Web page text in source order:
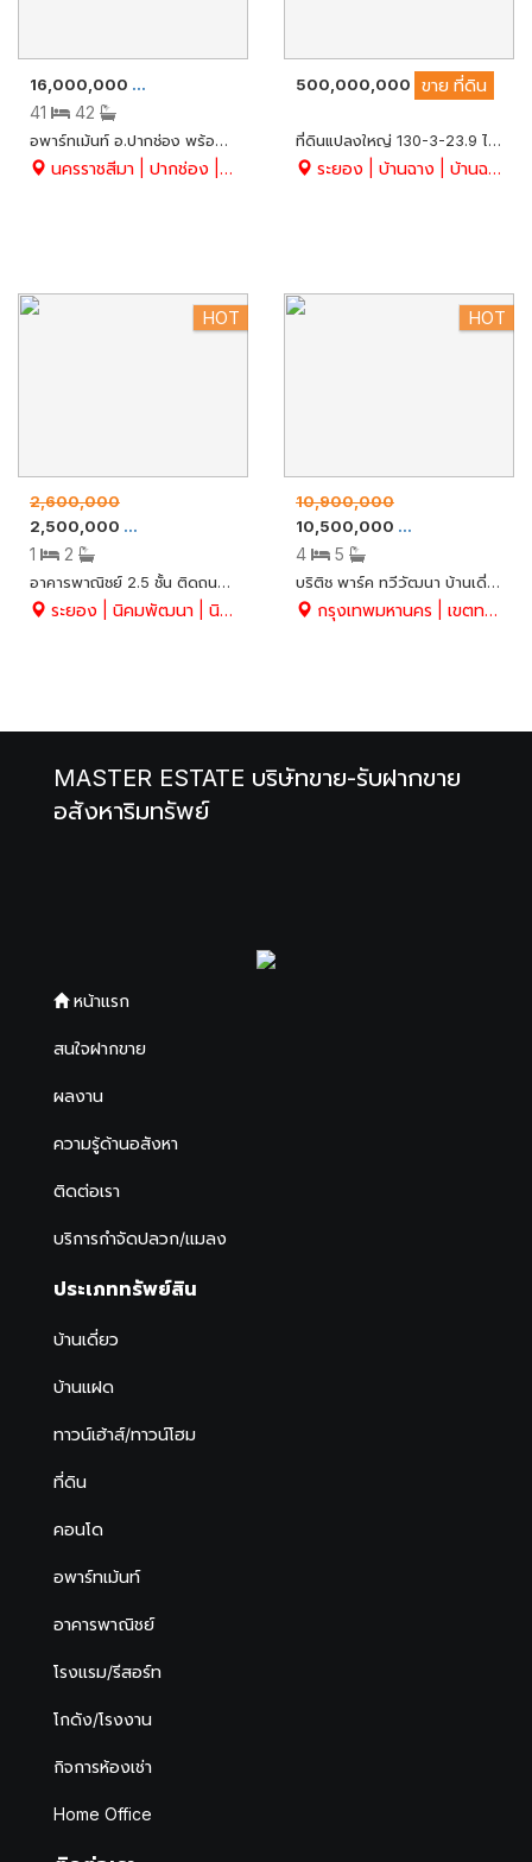
16,000,000ขาย
41
42
อพาร์ทเม้นท์ อ.ปากช่อง พร้อมผู้เช่า 41 ห้อง 300 ตร.ว. ใกล้สถานีรถไฟฟ้ารางคู่ เนื้อที่ใช้สอย 1,018 ตรม.
นครราชสีมา | ปากช่อง | ปากช่อง
500,000,000 ขาย ที่ดิน
ที่ดินแปลงใหญ่ 130-3-23.9 ไร่ ปรับถมแล้วทั้งแปลง มีไฟฟ้า-ประปาผ่านหน้าที่ดิน ทำเลดีมาก ทางข้ามรางรถไฟ ติดถนนเส้นลงทะเล อ.บ้านฉาง จ.ระยอง
ระยอง | บ้านฉาง | บ้านฉาง
HOT
2,600,000
2,500,000ขาย
1
2
อาคารพาณิชย์ 2.5 ชั้น ติดถนนหมายเลข 3375 ขายพร้อมผู้เช่า / เช่าเดือนละ 10,000 บาท ทำเลดี ใกล้แหล่งชุมชน 24.6 ตร.ว. อ.นิคมพัฒนา จ.ระยอง
ระยอง | นิคมพัฒนา | นิคมพัฒนา
HOT
10,900,000
10,500,000ขาย
4
5
บริติช พาร์ค ทวีวัฒนา บ้านเดี่ยวหรูสไตล์อังกฤษ หลังใหญ่ 124 ตร.ว. หน้าบ้านไม่ชนกับใคร ทำเลดี ภายในกว้าง พท.ใช้สอย 310 ตรม.
กรุงเทพมหานคร | เขตทวีวัฒนา | ทวีวัฒนา
MASTER ESTATE บริษัทขาย-รับฝากขาย
อสังหาริมทรัพย์
หน้าแรก
สนใจฝากขาย
ผลงาน
ความรู้ด้านอสังหา
ติดต่อเรา
บริการกำจัดปลวก/แมลง
ประเภททรัพย์สิน
บ้านเดี่ยว
บ้านแฝด
ทาวน์เฮ้าส์/ทาวน์โฮม
ที่ดิน
คอนโด
อพาร์ทเม้นท์
อาคารพาณิชย์
โรงแรม/รีสอร์ท
โกดัง/โรงงาน
กิจการห้องเช่า
Home Office